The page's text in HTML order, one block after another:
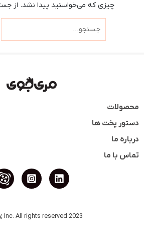
چیزی که می‌خواستید پیدا نشد. از
محصولات
دستور پخت ها
درباره ما
تماس با ما
2023 marijoy, Inc. All rights reserved